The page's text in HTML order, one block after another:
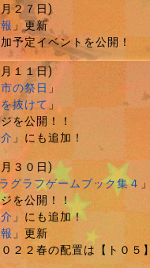
２７日)
」更新
予定イベントを公開！
１１日)
の祭日」
抜けて」
を公開！！
」にも追加！
３０日)
グラフゲームブック集４ 」
を公開！！
」にも追加！
」更新
２２春の配置は【ト０５】